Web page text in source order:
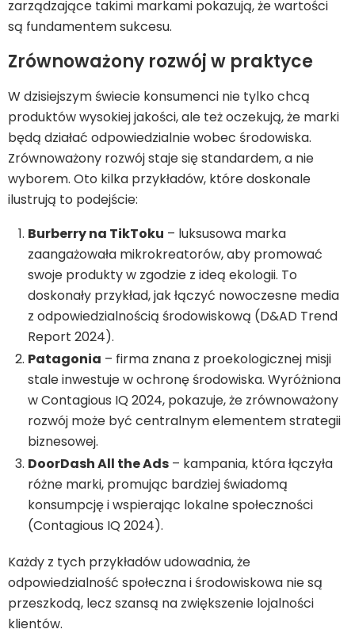
zarządzające takimi markami pokazują, że wartości
są fundamentem sukcesu.
Zrównoważony rozwój w praktyce
W dzisiejszym świecie konsumenci nie tylko chcą
produktów wysokiej jakości, ale też oczekują, że marki
będą działać odpowiedzialnie wobec środowiska.
Zrównoważony rozwój staje się standardem, a nie
wyborem. Oto kilka przykładów, które doskonale
ilustrują to podejście:
Burberry na TikToku – luksusowa marka
zaangażowała mikrokreatorów, aby promować
swoje produkty w zgodzie z ideą ekologii. To
doskonały przykład, jak łączyć nowoczesne media
z odpowiedzialnością środowiskową (D&AD Trend
Report 2024).
Patagonia – firma znana z proekologicznej misji
stale inwestuje w ochronę środowiska. Wyróżniona
w Contagious IQ 2024, pokazuje, że zrównoważony
rozwój może być centralnym elementem strategii
biznesowej.
DoorDash All the Ads – kampania, która łączyła
różne marki, promując bardziej świadomą
konsumpcję i wspierając lokalne społeczności
(Contagious IQ 2024).
Każdy z tych przykładów udowadnia, że
odpowiedzialność społeczna i środowiskowa nie są
przeszkodą, lecz szansą na zwiększenie lojalności
klientów.